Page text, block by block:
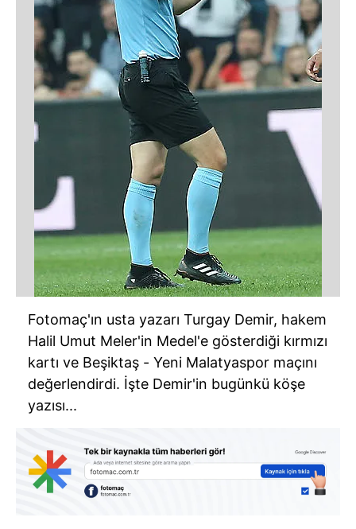
Fotomaç'ın usta yazarı Turgay Demir, hakem
Halil Umut Meler'in Medel'e gösterdiği kırmızı
kartı ve Beşiktaş - Yeni Malatyaspor maçını
değerlendirdi. İşte Demir'in bugünkü köşe
yazısı...